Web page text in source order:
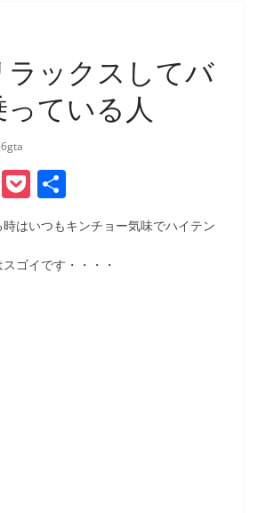
ラックスしてバ
ている人
Li P
o
ck
et
有
はいつもキンチョー気味でハイテン
ゴイです・・・・